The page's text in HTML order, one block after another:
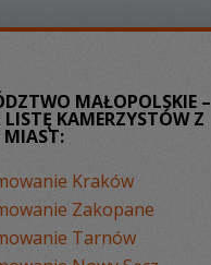
MAŁOPOLSKIE –
KAMERZYSTÓW Z
Kraków
Zakopane
Tarnów